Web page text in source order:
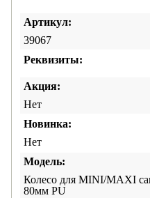
Артикул:
39067
Реквизиты:
Акция:
Нет
Новинка:
Нет
Модель:
Колесо для MINI/MAXI
80мм PU